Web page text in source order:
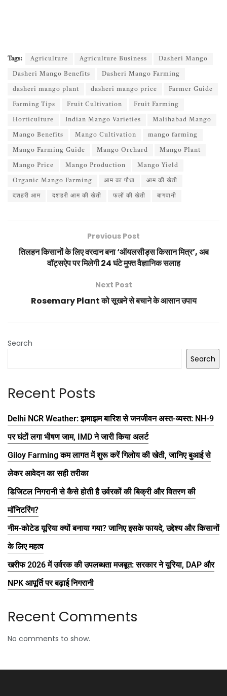
Tags: Agriculture Agriculture Business Dasheri Mango
Dasheri Mango Benefits Dasheri Mango Farming
dasheri mango plant dasheri mango price Farmer Guide
Farming Tips Fruit Cultivation Fruit Farming
Horticulture Indian Mango Varieties Malihabad Mango
Mango Benefits Mango Cultivation mango farming
Mango Farming Guide Mango Orchard Mango Plant
Mango Price Mango Production Mango Yield
Organic Mango Farming आम का पौधा आम की खेती
दशहरी आम दशहरी आम की खेती फलों की खेती बागवानी
Previous Post
तिलहन किसानों के लिए वरदान बना ‘ऑयलसीड्स किसान मित्र’, अब
वॉट्सऐप पर मिलेगी 24 घंटे मुफ्त वैज्ञानिक सलाह
Next Post
Rosemary Plant को सूखने से बचाने के आसान उपाय
Search
Search
Recent Posts
Delhi NCR Weather: झमाझम बारिश से जनजीवन अस्त-व्यस्त: NH-9
पर घंटों लगा भीषण जाम, IMD ने जारी किया अलर्ट
Giloy Farming कम लागत में शुरू करें गिलोय की खेती, जानिए बुआई से
लेकर आवेदन का सही तरीका
डिजिटल निगरानी से कैसे होती है उर्वरकों की बिक्री और वितरण की
मॉनिटरिंग?
नीम-कोटेड यूरिया क्यों बनाया गया? जानिए इसके फायदे, उद्देश्य और किसानों
के लिए महत्व
खरीफ 2026 में उर्वरक की उपलब्धता मजबूत: सरकार ने यूरिया, DAP और
NPK आपूर्ति पर बढ़ाई निगरानी
Recent Comments
No comments to show.